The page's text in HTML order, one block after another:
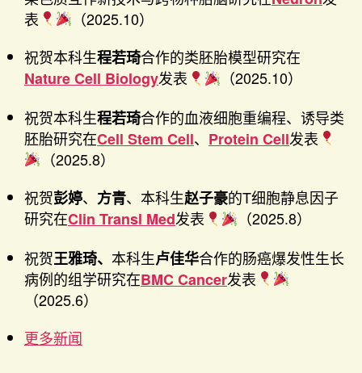
表
（2025.10）
祝贺本科生程若琦合作的类胚胎模型研究在
Nature Cell Biology发表
（2025.10）
祝贺本科生程若琦合作的血液细胞重编程、诱导类
胚胎研究在Cell Stem Cell、 Protein Cell发表
（2025.8）
祝贺彭婷、 方青、本科生赵子豪的T细胞静息因子
研究在Clin Transl Med发表
（2025.8）
祝贺王雅琦、 本科生卢佳华合作的肠癌爆发性生长
病例的组学研究在BMC Cancer发表
（2025.6）
更多新闻